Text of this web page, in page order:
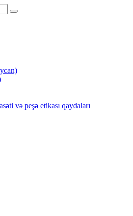
və peşə etikası qaydaları